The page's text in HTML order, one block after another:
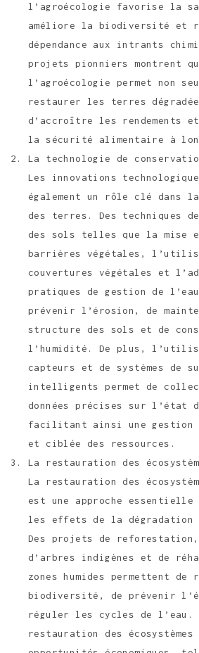
l’agroécologie favorise la
améliore la biodiversité et
dépendance aux intrants
projets pionniers montrent
l’agroécologie permet non
restaurer les terres
d’accroître les rendements
la sécurité alimentaire à
La technologie de
Les innovations
également un rôle clé dans
des terres. Des techniques
des sols telles que la mise
barrières végétales,
couvertures végétales et
pratiques de gestion de
prévenir l’érosion, de
structure des sols et de
l’humidité. De plus,
capteurs et de systèmes de
intelligents permet de
données précises sur l’état
facilitant ainsi une gestion
et ciblée des ressources.
La restauration des
La restauration des
est une approche essentielle
les effets de la dégradation
Des projets de
d’arbres indigènes et de
zones humides permettent
biodiversité, de prévenir
réguler les cycles de l’eau.
restauration des